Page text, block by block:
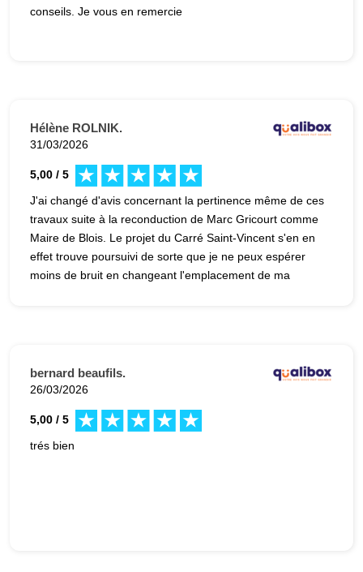
conseils. Je vous en remercie
Hélène ROLNIK.
31/03/2026
5,00 / 5
J'ai changé d'avis concernant la pertinence même de ces
travaux suite à la reconduction de Marc Gricourt comme
Maire de Blois. Le projet du Carré Saint-Vincent s'en en
effet trouve poursuivi de sorte que je ne peux espérer
moins de bruit en changeant l'emplacement de ma
bernard beaufils.
26/03/2026
5,00 / 5
trés bien